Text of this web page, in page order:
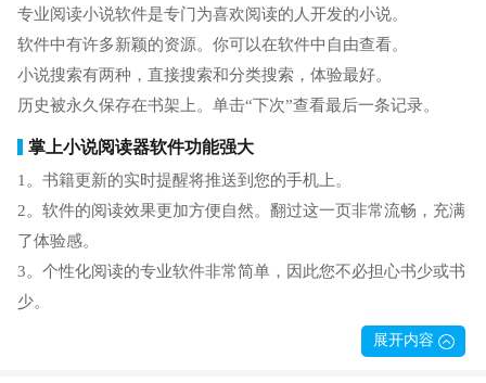
专业阅读小说软件是专门为喜欢阅读的人开发的小说。
软件中有许多新颖的资源。你可以在软件中自由查看。
小说搜索有两种，直接搜索和分类搜索，体验最好。
历史被永久保存在书架上。单击“下次”查看最后一条记录。
掌上小说阅读器软件功能强大
1。书籍更新的实时提醒将推送到您的手机上。
2。软件的阅读效果更加方便自然。翻过这一页非常流畅，充满
了体验感。
3。个性化阅读的专业软件非常简单，因此您不必担心书少或书
少。
4。我们部门有与用户密切相关的操作软件，方便用户使用该应
展开内容